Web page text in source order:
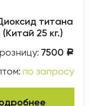
титана
(Китай 25 кг.)
7500 Р
по запросу